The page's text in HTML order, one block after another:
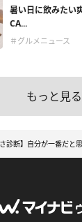
暑い日に飲みたい
CA...
＃グルメニュース
もっと見る
診断】自分が一番だと